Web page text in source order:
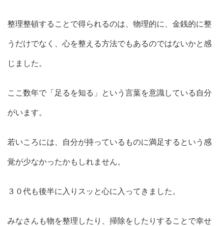
整理整頓することで得られるのは、物理的に、金銭的に整
うだけでなく、心を整える方法でもあるのではないかと感
じました。
ここ数年で「足るを知る」という言葉を意識している自分
がいます。
若いころには、自分が持っているものに満足するという感
覚が少なかったかもしれません。
３０代も後半に入りスッと心に入ってきました。
みなさんも物を整理したり、掃除をしたりすることで幸せ